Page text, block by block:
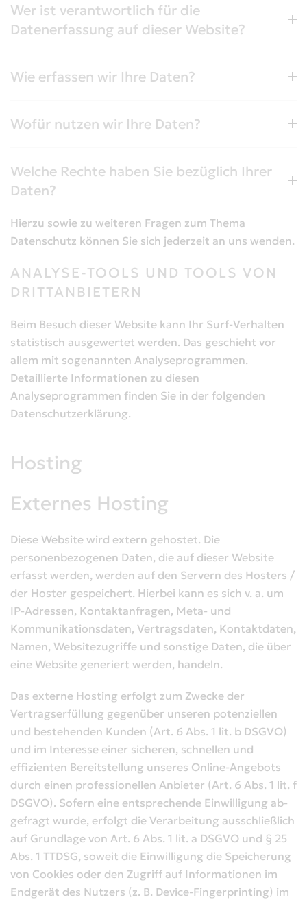
Wer ist verantwortlich für die
Datenerfassung auf dieser Website?
Wie erfassen wir Ihre Daten?
Wofür nutzen wir Ihre Daten?
Welche Rechte haben Sie bezüglich Ihrer
Daten?
Hierzu sowie zu weiteren Fragen zum Thema
Datenschutz können Sie sich jederzeit an uns wenden.
ANALYSE-TOOLS UND TOOLS VON
DRITTANBIETERN
Beim Besuch dieser Website kann Ihr Surf-Verhalten
statistisch ausgewertet werden. Das geschieht vor
allem mit sogenannten Analyseprogrammen.
Detaillierte Informationen zu diesen
Analyseprogrammen finden Sie in der folgenden
Datenschutzerklärung.
Hosting
Externes Hosting
Diese Website wird extern gehostet. Die
personenbezogenen Daten, die auf dieser Website
erfasst werden, werden auf den Servern des Hosters /
der Hoster gespeichert. Hierbei kann es sich v. a. um
IP-Adressen, Kontaktanfragen, Meta- und
Kommunikationsdaten, Vertragsdaten, Kontaktdaten,
Namen, Websitezugriffe und sonstige Daten, die über
eine Website generiert werden, handeln.
Das externe Hosting erfolgt zum Zwecke der
Vertragserfüllung gegenüber unseren potenziellen
und bestehenden Kunden (Art. 6 Abs. 1 lit. b DSGVO)
und im Interesse einer sicheren, schnellen und
effizienten Bereitstellung unseres Online-Angebots
durch einen professionellen Anbieter (Art. 6 Abs. 1 lit. f
DSGVO). Sofern eine entsprechende Einwilligung ab-
gefragt wurde, erfolgt die Verarbeitung ausschließlich
auf Grundlage von Art. 6 Abs. 1 lit. a DSGVO und § 25
Abs. 1 TTDSG, soweit die Einwilligung die Speicherung
von Cookies oder den Zugriff auf Informationen im
Endgerät des Nutzers (z. B. Device-Fingerprinting) im